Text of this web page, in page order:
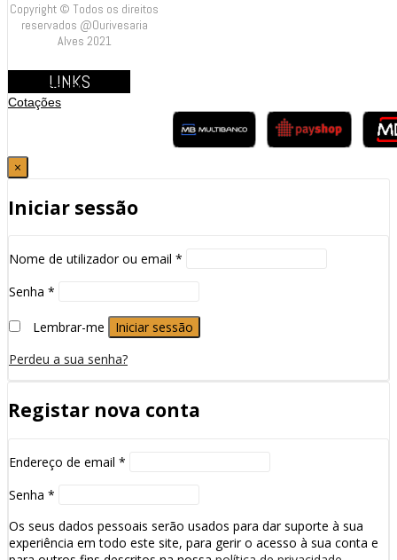
Copyright © Todos os direitos
reservados @Ourivesaria
Alves 2021
LINKS
Contrastarias
Cotações
×
Iniciar sessão
Nome de utilizador ou email *
Senha *
Lembrar-me
Iniciar sessão
Perdeu a sua senha?
Registar nova conta
Endereço de email *
Senha *
Os seus dados pessoais serão usados para dar suporte à sua
experiência em todo este site, para gerir o acesso à sua conta e